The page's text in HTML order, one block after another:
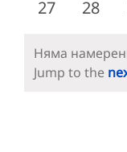
0
27
0
28
Notice
Няма
Jump to the